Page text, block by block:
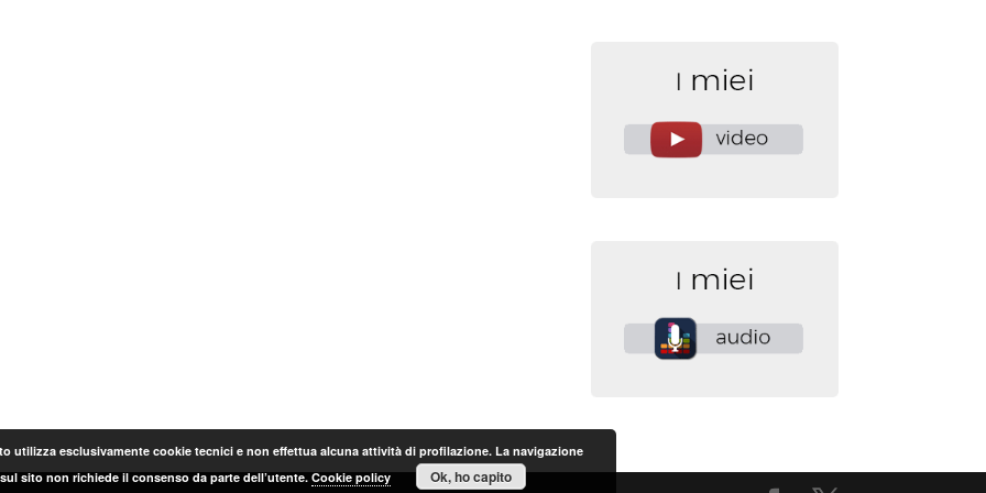
utilizza esclusivamente cookie tecnici e non effettua alcuna attività di profilazione. La navigazione
sul sito non richiede il consenso da parte dell’utente.Cookie policy Ok, ho capito